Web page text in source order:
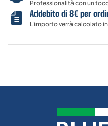
Professionalità con un
Addebito di 8€ per
L'importo verrà calcolato